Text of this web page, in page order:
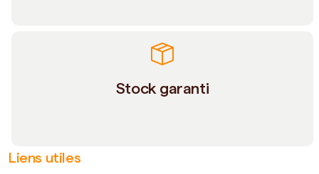
Stock garanti
Liens utiles